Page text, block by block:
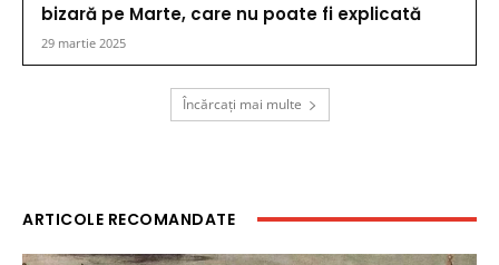
bizară pe Marte, care nu poate fi explicată
29 martie 2025
Încărcați mai multe
ARTICOLE RECOMANDATE